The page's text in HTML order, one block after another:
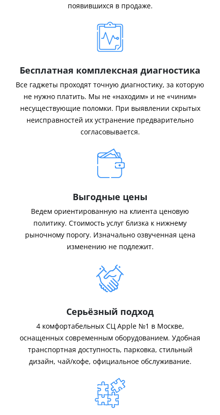
появившихся в продаже.
Бесплатная комплексная диагностика
Все гаджеты проходят точную диагностику, за которую
не нужно платить. Мы не «находим» и не «чиним»
несуществующие поломки. При выявлении скрытых
неисправностей их устранение предварительно
согласовывается.
Выгодные цены
Ведем ориентированную на клиента ценовую
политику. Стоимость услуг близка к нижнему
рыночному порогу. Изначально озвученная цена
изменению не подлежит.
Серьёзный подход
4 комфортабельных СЦ Apple №1 в Москве,
оснащенных современным оборудованием. Удобная
транспортная доступность, парковка, стильный
дизайн, чай/кофе, официальное обслуживание.